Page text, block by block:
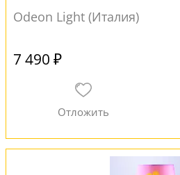
Odeon Light (Италия)
7 490 ₽